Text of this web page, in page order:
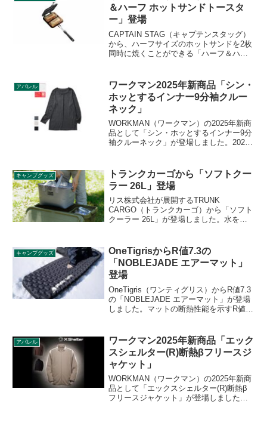
す。
＆ハーフ ホットサンドトースタ
ー」登場
CAPTAIN STAG（キャプテンスタッグ）
から、ハーフサイズのホットサンドを2枚
同時に焼くことができる「ハーフ＆ハー
量が多いという方におすすめです。詳細
をレビューします。
アパレル
ワークマン2025年新商品「シン・
ホッとするインナー9分袖クルー
ネック」
WORKMAN（ワークマン）の2025年新商
品として「シン・ホッとするインナー9分
袖クルーネック」が登場しました。2024
のメンズ製品が満を持して登場です。詳
細をレビューします。
キャンプグッズ
トランクカーゴから「ソフトクー
ラー 26L」登場
リス株式会社が展開するTRUNK
CARGO（トランクカーゴ）から「ソフト
クーラー 26L」が登場しました。水を通
ーベルトと上部には便利なバンジーコー
ドが付属すます。使用後は折り畳んで収
納もできます。詳細をレビューします。
キャンプグッズ
OneTigrisからR値7.3の
「NOBLEJADE エアーマット」
登場
OneTigris（ワンティグリス）からR値7.3
の「NOBLEJADE エアーマット」が登場
しました。マットの断熱性能を示すR値は
ルブX-Stretchエアノズルを採用してお
り、素早く膨張・収縮させることができ
ます。詳細をレビューします。
アパレル
ワークマン2025年新商品「エック
スシェルター(R)断熱βフリースジ
ャケット」
WORKMAN（ワークマン）の2025年新商
品として「エックスシェルター(R)断熱β
フリースジャケット」が登場しました。